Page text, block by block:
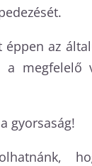
éppen az
a megfelelő
gyorsaság!